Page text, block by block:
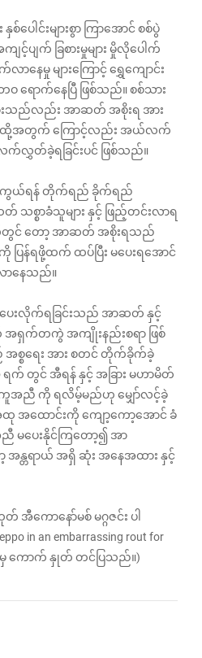
ါင်းများစွာ ကြာအောင် စစ်ပွဲ
ကျင့်ပျက် ခြစားမှုများ မှိုလိုပေါက်
လာနေမှု များကြောင့် ရွှေကျောင်း
ဘဝ ရောက်နေပြီ ဖြစ်သည်။ စစ်သား
းသည်လည်း အာဆတ် အစိုးရ အား
ထို့အတွက် ‌ကြောင့်လည်း အယ်လက်
က်လွှတ်ခဲ့ရခြင်းပင် ဖြစ်သည်။
ာကွယ်ရန် တိုက်ရည် ခိုက်ရည်
စ္စာခံသူများ နှင့် ဖြည့်တင်းလာရ
တွင် တော့ အာဆတ် အစိုးရသည်
ပြန်ရဖို့ထက် ထပ်ပြီး မပေးရအောင်
နေသည်။
လိုက်ရခြင်းသည် အာဆတ် နှင့်
အရှက်တကွဲ အကျိုးနည်းစရာ ဖြစ်
စ္စရေး အား စတင် တိုက်ခိုက်ခဲ့
တွင် အီရန် နှင့် အခြား မဟာမိတ်
အညီ ကို ရလိမ့်မည်ဟု မျှော်လင့်ခဲ့
အထောင်းကို ကျော့ကော့အောင် ခံ
ပေးနိုင်ကြတော့‌၍ အာ
တရာယ် အရှိ ဆုံး အနေအထား နှင့်
အီကောနော်မစ် မဂ္ဂဇင်း ပါ
in an embarrassing rout for
ါးမှ ကောက် နှုတ် တင်ပြသည်။)